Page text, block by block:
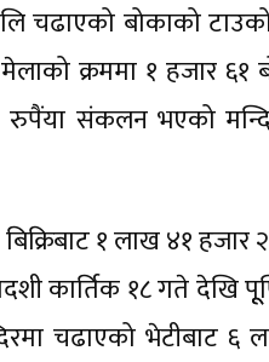
चढाएको बोकाको
क्रममा १ हजार ६१
संकलन भएको
१ लाख ४१
कार्तिक १८ गते देखि
चढाएको